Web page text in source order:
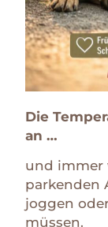
Die
an …
und immer
parkenden
joggen
müssen.